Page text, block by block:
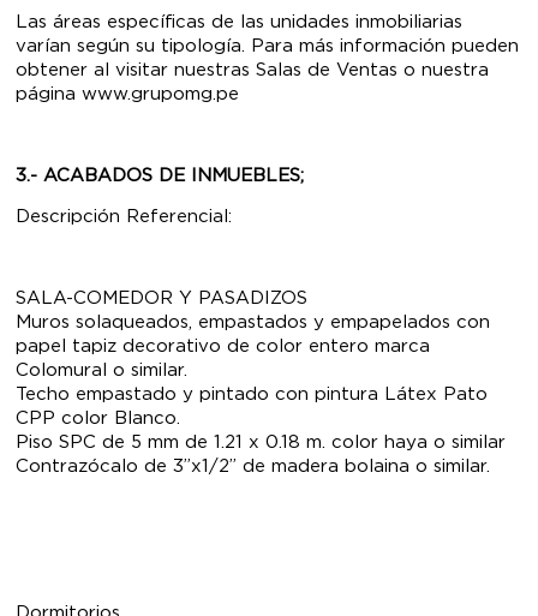
Las áreas específicas de las unidades inmobiliarias
varían según su tipología. Para más información pueden
obtener al visitar nuestras Salas de Ventas o nuestra
página www.grupomg.pe
3.- ACABADOS DE INMUEBLES;
Descripción Referencial:
SALA-COMEDOR Y PASADIZOS
Muros solaqueados, empastados y empapelados con
papel tapiz decorativo de color entero marca
Colomural o similar.
Techo empastado y pintado con pintura Látex Pato
CPP color Blanco.
Piso SPC de 5 mm de 1.21 x 0.18 m. color haya o similar
Contrazócalo de 3”x1/2” de madera bolaina o similar.